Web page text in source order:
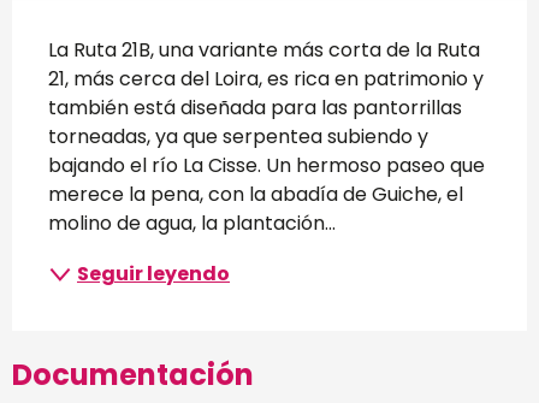
Descripción
La Ruta 21B, una variante más corta de la Ruta
21, más cerca del Loira, es rica en patrimonio y
también está diseñada para las pantorrillas
torneadas, ya que serpentea subiendo y
bajando el río La Cisse. Un hermoso paseo que
merece la pena, con la abadía de Guiche, el
molino de agua, la plantación...
Seguir leyendo
Documentación